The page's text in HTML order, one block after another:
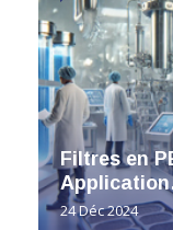
Filtres en
24 Déc 2024